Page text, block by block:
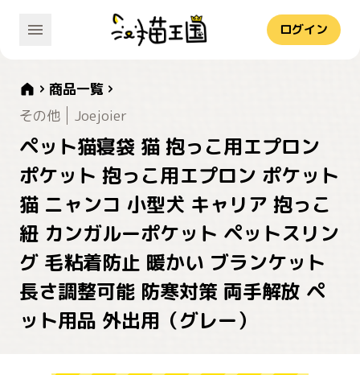
ログイン
商品一覧
その他
Joejoier
ペット猫寝袋 猫 抱っこ用エプロン
ポケット 抱っこ用エプロン ポケット
猫 ニャンコ 小型犬 キャリア 抱っこ
紐 カンガルーポケット ペットスリン
グ 毛粘着防止 暖かい ブランケット
長さ調整可能 防寒対策 両手解放 ペ
ット用品 外出用（グレー）